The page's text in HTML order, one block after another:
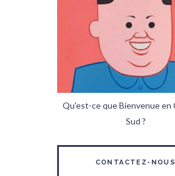
Qu'est-ce que Bienvenue en
Sud ?
CONTACTEZ-NOUS